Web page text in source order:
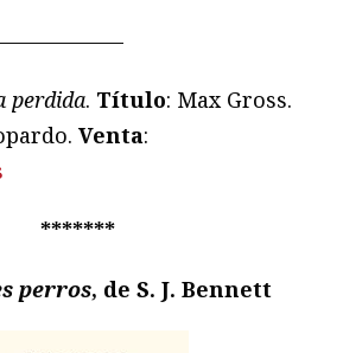
perdida. Título: Max Gross.
Venta:
*******
perros, de S. J. Bennett